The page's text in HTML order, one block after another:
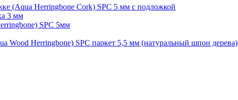
(Aqua Herringbone Cork) SPC 5 мм с подложкой
3 мм
SPC 5мм
Wood Herringbone) SPC паркет 5,5 мм (натуральный шпон дерева)